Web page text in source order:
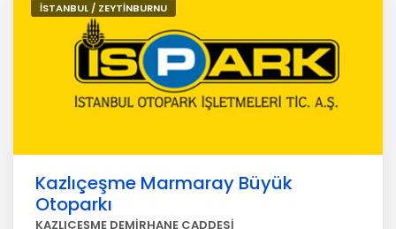
İSTANBUL / ZEYTİNBURNU
Kazlıçeşme Marmaray Büyük
Otoparkı
KAZLIÇEŞME DEMİRHANE CADDESİ